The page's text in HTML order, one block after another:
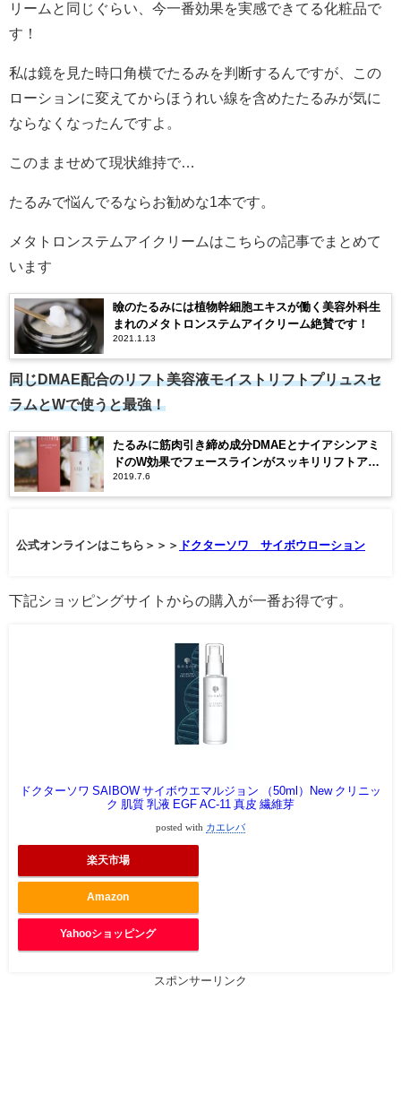
リームと同じぐらい、今一番効果を実感できてる化粧品で
す！
私は鏡を見た時口角横でたるみを判断するんですが、この
ローションに変えてからほうれい線を含めたたるみが気に
ならなくなったんですよ。
このまませめて現状維持で…
たるみで悩んでるならお勧めな1本です。
メタトロンステムアイクリームはこちらの記事でまとめて
います
瞼のたるみには植物幹細胞エキスが働く美容外科生
まれのメタトロンステムアイクリーム絶賛です！
2021.1.13
同じDMAE配合のリフト美容液モイストリフトプリュスセ
ラムとWで使うと最強！
たるみに筋肉引き締め成分DMAEとナイアシンアミ
ドのW効果でフェースラインがスッキリリフトアッ
プ！
2019.7.6
公式オンラインはこちら＞＞＞ ドクターソワ サイボウローション
下記ショッピングサイトからの購入が一番お得です。
ドクターソワ SAIBOW サイボウエマルジョン （50ml）New クリニッ
ク 肌質 乳液 EGF AC-11 真皮 繊維芽
posted with カエレバ
楽天市場
Amazon
Yahooショッピング
スポンサーリンク